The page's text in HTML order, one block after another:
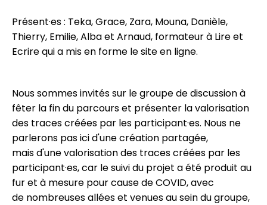
Présent·es : Teka, Grace, Zara, Mouna, Danièle,
Thierry, Emilie, Alba et Arnaud, formateur à Lire et
Ecrire qui a mis en forme le site en ligne.
Nous sommes invités sur le groupe de discussion à
fêter la fin du parcours et présenter la valorisation
des traces créées par les participant·es. Nous ne
parlerons pas ici d'une création partagée,
mais d'une valorisation des traces créées par les
participant·es, car le suivi du projet a été produit au
fur et à mesure pour cause de COVID, avec
de nombreuses allées et venues au sein du groupe,